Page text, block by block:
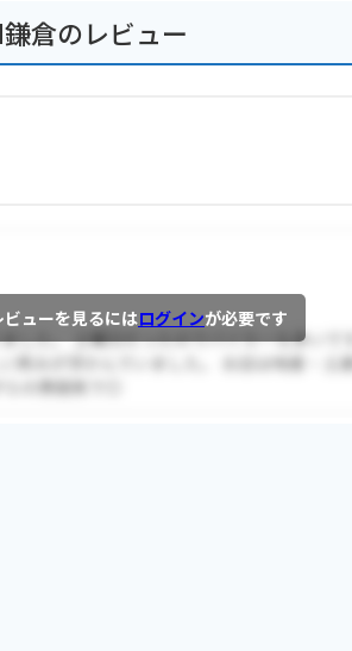
倉のレビュー
ビューを見るにはログインが必要です